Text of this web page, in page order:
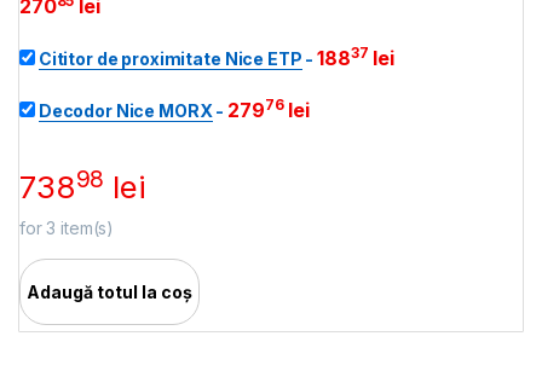
270 lei
Cititor de proximitate Nice ETP -18837 lei
Decodor Nice MORX - 27976 lei
73898 lei
for3 item(s)
Adaugă totul la coș